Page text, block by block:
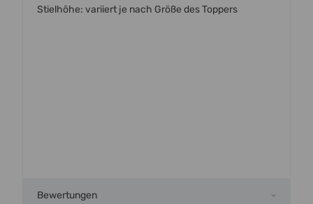
Stielhöhe: variiert je nach Größe des Toppers
Bewertungen